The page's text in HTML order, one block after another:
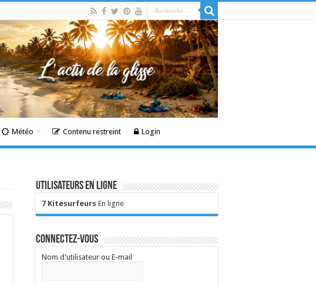
Météo Contenu restreint Login
Utilisateurs en ligne
7 Kitesurfeurs En ligne
Connectez-vous
Nom d'utilisateur ou E-mail